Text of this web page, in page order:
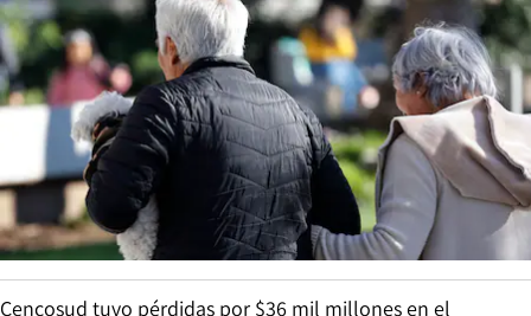
Cencosud tuvo pérdidas por $36 mil millones en el